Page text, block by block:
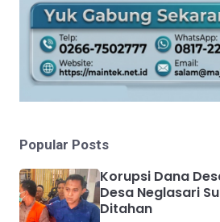
Popular Posts
Korupsi Dana
Desa Neglasari
Ditahan